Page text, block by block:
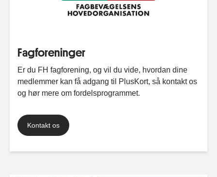
Fagforeninger
Er du FH fagforening, og vil du vide, hvordan dine
medlemmer kan få adgang til PlusKort, så kontakt os
og hør mere om fordelsprogrammet.
Kontakt os